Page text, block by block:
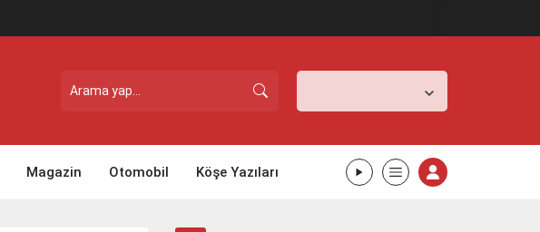
Magazin Otomobil Köşe Yazıları